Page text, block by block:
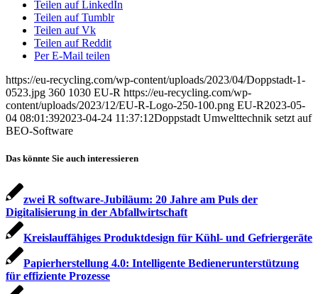
Teilen auf LinkedIn
Teilen auf Tumblr
Teilen auf Vk
Teilen auf Reddit
Per E-Mail teilen
https://eu-recycling.com/wp-content/uploads/2023/04/Doppstadt-1-
0523.jpg 360 1030 EU-R https://eu-recycling.com/wp-
content/uploads/2023/12/EU-R-Logo-250-100.png EU-R2023-05-
04 08:01:392023-04-24 11:37:12Doppstadt Umwelttechnik setzt auf
BEO-Software
Das könnte Sie auch interessieren
zwei R software-Jubiläum: 20 Jahre am Puls der
Digitalisierung in der Abfallwirtschaft
Kreislauffähiges Produktdesign für Kühl- und Gefriergeräte
Papierherstellung 4.0: Intelligente Bedienerunterstützung
für effiziente Prozesse